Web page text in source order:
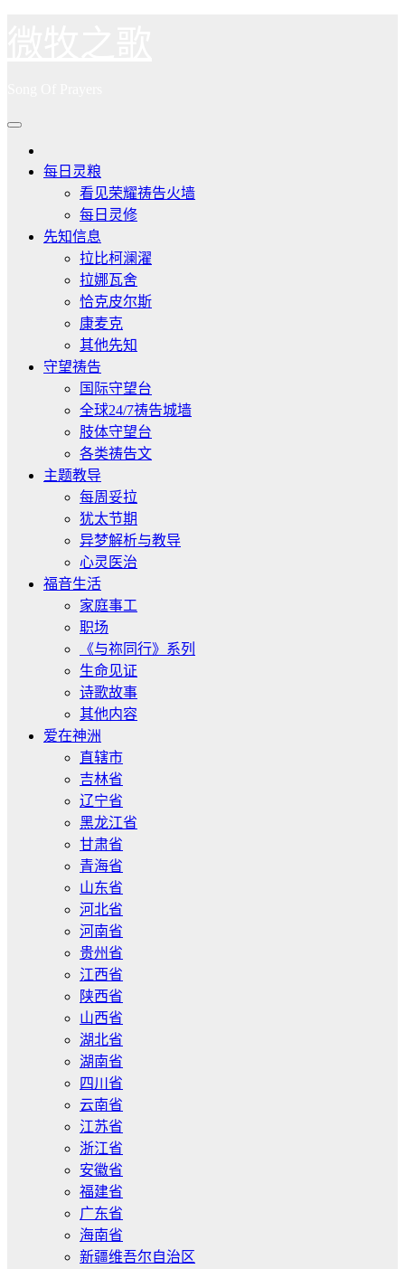
每日灵粮
看见荣耀祷告火墙
每日灵修
先知信息
拉比柯澜濯
拉娜瓦舍
恰克皮尔斯
康麦克
其他先知
守望祷告
国际守望台
全球24/7祷告城墙
肢体守望台
各类祷告文
主题教导
每周妥拉
犹太节期
异梦解析与教导
心灵医治
福音生活
家庭事工
职场
《与祢同行》系列
生命见证
诗歌故事
其他内容
爱在神洲
直辖市
吉林省
辽宁省
黑龙江省
甘肃省
青海省
山东省
河北省
河南省
贵州省
江西省
陕西省
山西省
湖北省
湖南省
四川省
云南省
江苏省
浙江省
安徽省
福建省
广东省
海南省
新疆维吾尔自治区